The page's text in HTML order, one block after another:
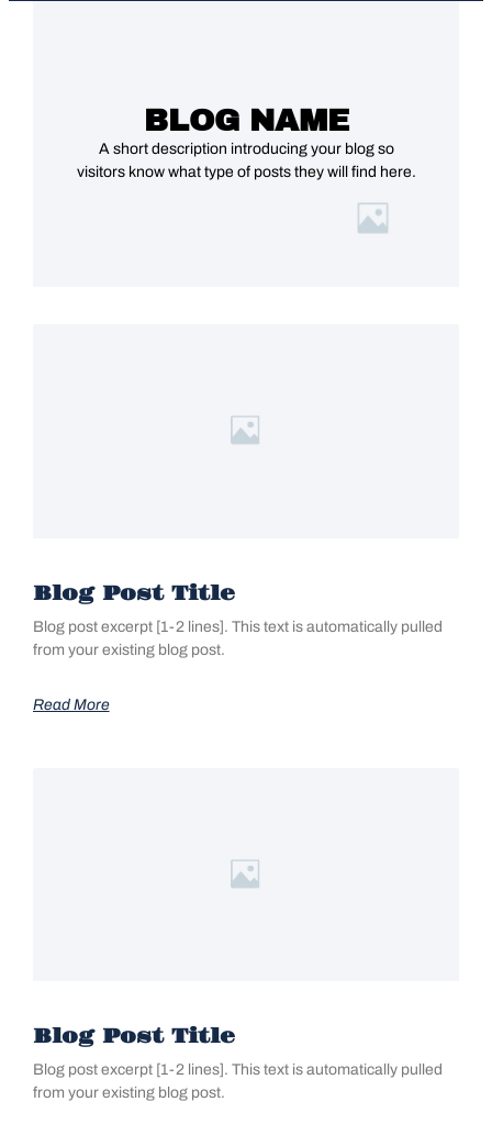
BLOG NAME
A short description introducing your blog so
visitors know what type of posts they will find here.
Blog Post Title
Blog post excerpt [1-2 lines]. This text is automatically pulled
from your existing blog post.
Read More
Blog Post Title
Blog post excerpt [1-2 lines]. This text is automatically pulled
from your existing blog post.